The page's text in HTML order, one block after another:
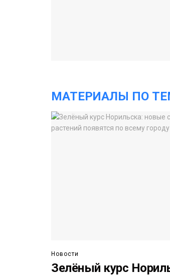
МАТЕРИАЛЫ ПО
Новости
Зелёный курс